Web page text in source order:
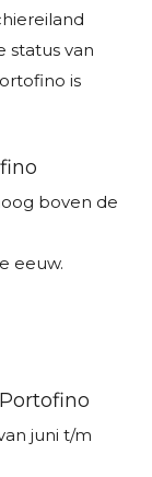
status van
is
boven de
eeuw.
juni t/m